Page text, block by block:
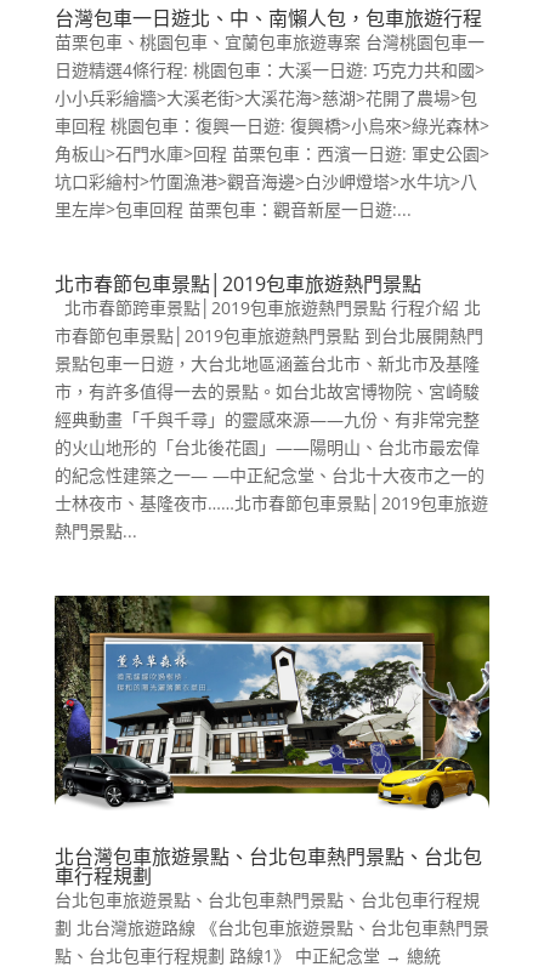
台灣包車一日遊北、中、南懶人包，包車旅遊行程
苗栗包車、桃園包車、宜蘭包車旅遊專案 台灣桃園包車一
日遊精選4條行程: 桃園包車：大溪一日遊: 巧克力共和國>
小小兵彩繪牆>大溪老街>大溪花海>慈湖>花開了農場>包
車回程 桃園包車：復興一日遊: 復興橋>小烏來>綠光森林>
角板山>石門水庫>回程 苗栗包車：西濱一日遊: 軍史公園>
坑口彩繪村>竹圍漁港>觀音海邊>白沙岬燈塔>水牛坑>八
里左岸>包車回程 苗栗包車：觀音新屋一日遊:...
北市春節包車景點│2019包車旅遊熱門景點
北市春節跨車景點│2019包車旅遊熱門景點 行程介紹 北
市春節包車景點│2019包車旅遊熱門景點 到台北展開熱門
景點包車一日遊，大台北地區涵蓋台北市、新北市及基隆
市，有許多值得一去的景點。如台北故宮博物院、宮崎駿
經典動畫「千與千尋」的靈感來源——九份、有非常完整
的火山地形的「台北後花園」——陽明山、台北市最宏偉
的紀念性建築之一— —中正紀念堂、台北十大夜市之一的
士林夜市、基隆夜市……北市春節包車景點│2019包車旅遊
熱門景點...
北台灣包車旅遊景點、台北包車熱門景點、台北包
車行程規劃
台北包車旅遊景點、台北包車熱門景點、台北包車行程規
劃 北台灣旅遊路線 《台北包車旅遊景點、台北包車熱門景
點、台北包車行程規劃 路線1》 中正紀念堂 → 總統